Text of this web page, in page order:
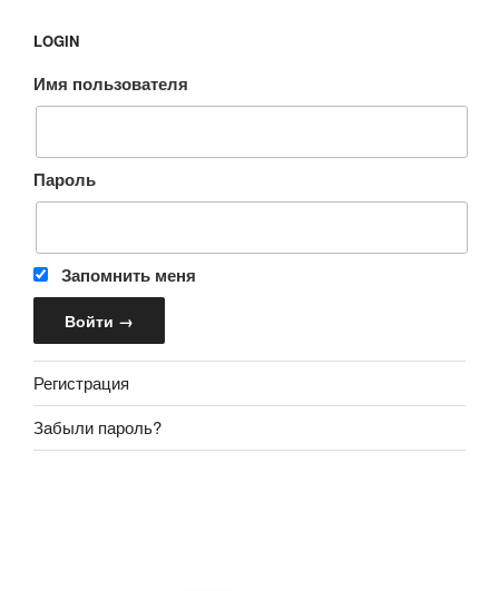
LOGIN
Имя пользователя
Пароль
Запомнить меня
Регистрация
Забыли пароль?